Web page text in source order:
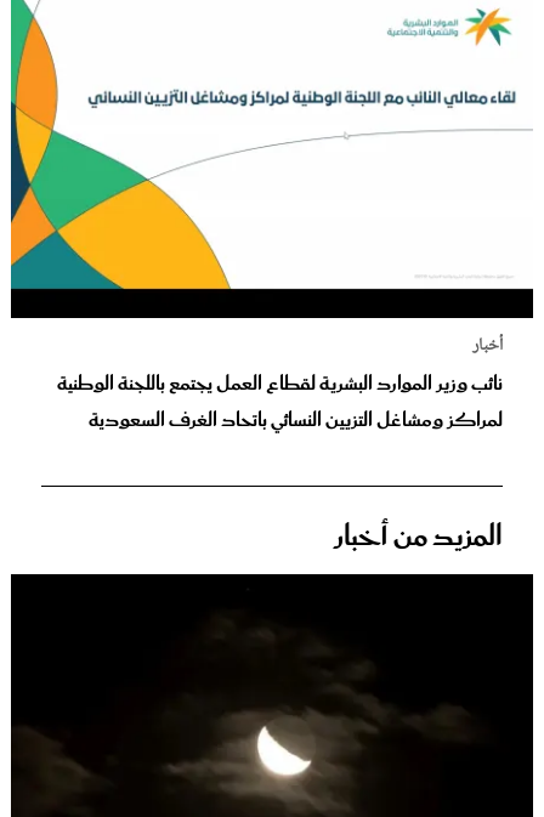
أخبار
نائب وزير الموارد البشرية لقطاع العمل يجتمع باللجنة الوطنية
لمراكز ومشاغل التزيين النسائي باتحاد الغرف السعودية
المزيد من أخبار